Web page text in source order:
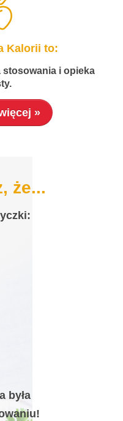
Kalorii to:
stosowania i opieka
»
że...
była